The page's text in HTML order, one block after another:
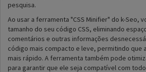
pesquisa.
Ao usar a ferramenta "CSS Minifier" do k-Seo,
tamanho do seu código CSS, eliminando
comentários e outras informações
código mais compacto e leve, permitindo que
mais rápido. A ferramenta também pode
para garantir que ele seja compatível com